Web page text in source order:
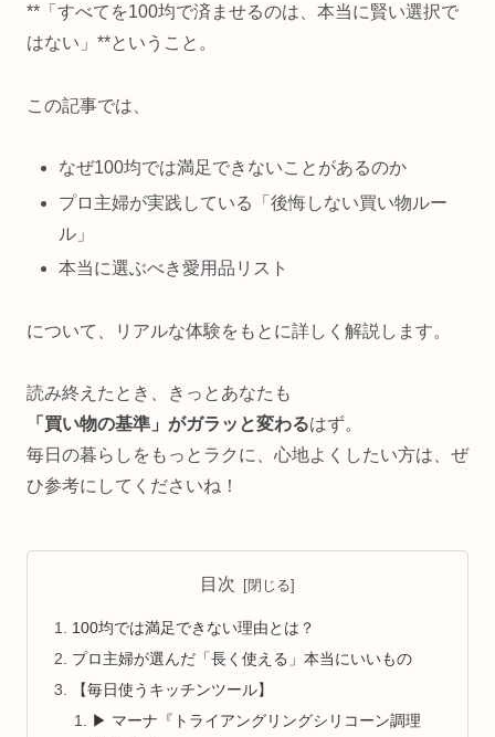
**「すべてを100均で済ませるのは、本当に賢い選択で
はない」**ということ。
この記事では、
なぜ100均では満足できないことがあるのか
プロ主婦が実践している「後悔しない買い物ルー
ル」
本当に選ぶべき愛用品リスト
について、リアルな体験をもとに詳しく解説します。
読み終えたとき、きっとあなたも
「買い物の基準」がガラッと変わるはず。
毎日の暮らしをもっとラクに、心地よくしたい方は、ぜ
ひ参考にしてくださいね！
目次
100均では満足できない理由とは？
プロ主婦が選んだ「長く使える」本当にいいもの
【毎日使うキッチンツール】
▶ マーナ『トライアングリングシリコーン調理